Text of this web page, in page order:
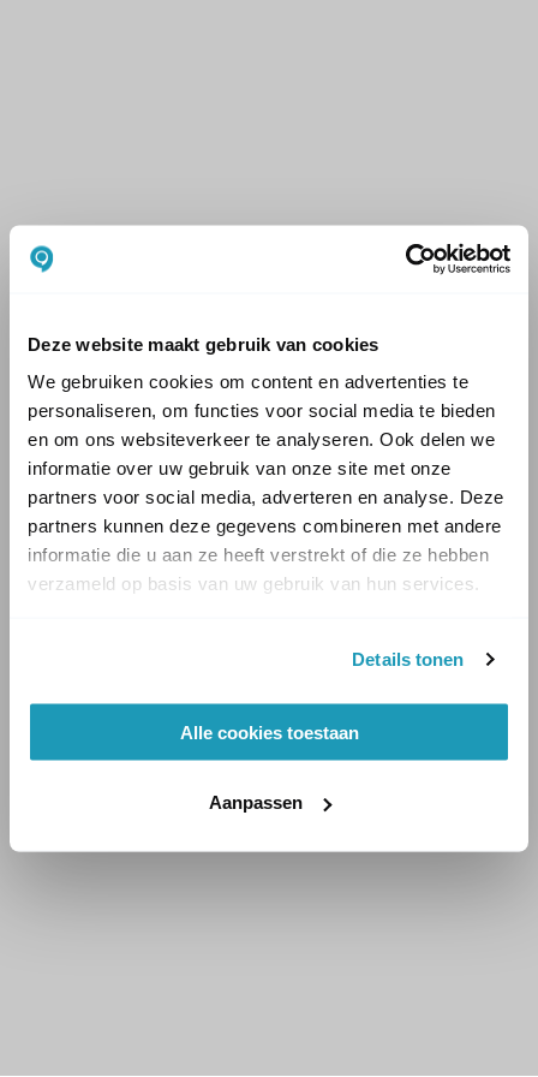
Deze website maakt gebruik van cookies
We gebruiken cookies om content en advertenties te
personaliseren, om functies voor social media te bieden
en om ons websiteverkeer te analyseren. Ook delen we
informatie over uw gebruik van onze site met onze
partners voor social media, adverteren en analyse. Deze
partners kunnen deze gegevens combineren met andere
informatie die u aan ze heeft verstrekt of die ze hebben
verzameld op basis van uw gebruik van hun services.
Details tonen
Alle cookies toestaan
Aanpassen